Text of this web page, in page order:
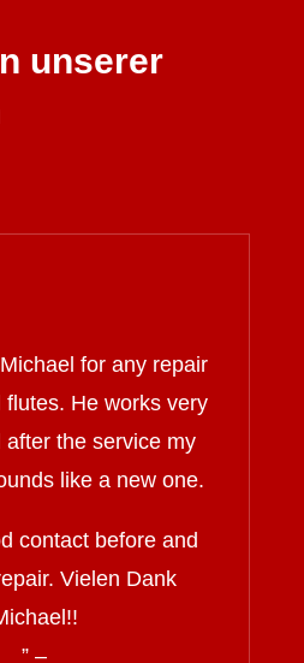
unserer
for any repair
flutes. He works very
after the service my
like a new one.
contact before and
Vielen Dank
” –